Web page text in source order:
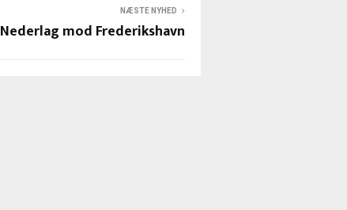
NÆSTE NYHED
Nederlag mod Frederikshavn